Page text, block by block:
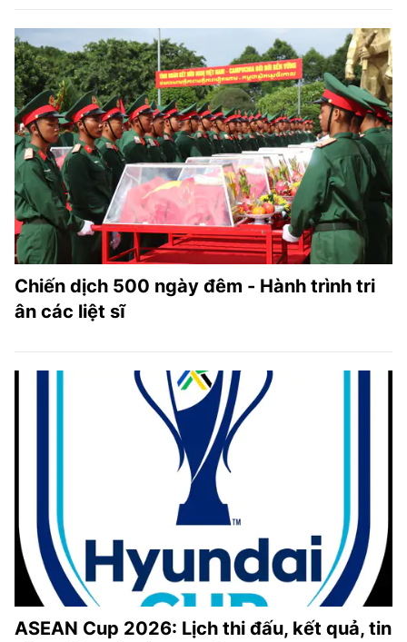
Chiến dịch 500 ngày đêm - Hành trình tri
ân các liệt sĩ
ASEAN Cup 2026: Lịch thi đấu, kết quả, tin